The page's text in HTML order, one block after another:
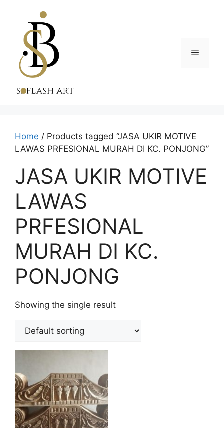
content
Menu
Home / Products tagged “JASA UKIR MOTIVE
LAWAS PRFESIONAL MURAH DI KC. PONJONG”
JASA UKIR MOTIVE
LAWAS
PRFESIONAL
MURAH DI KC.
PONJONG
Showing the single result